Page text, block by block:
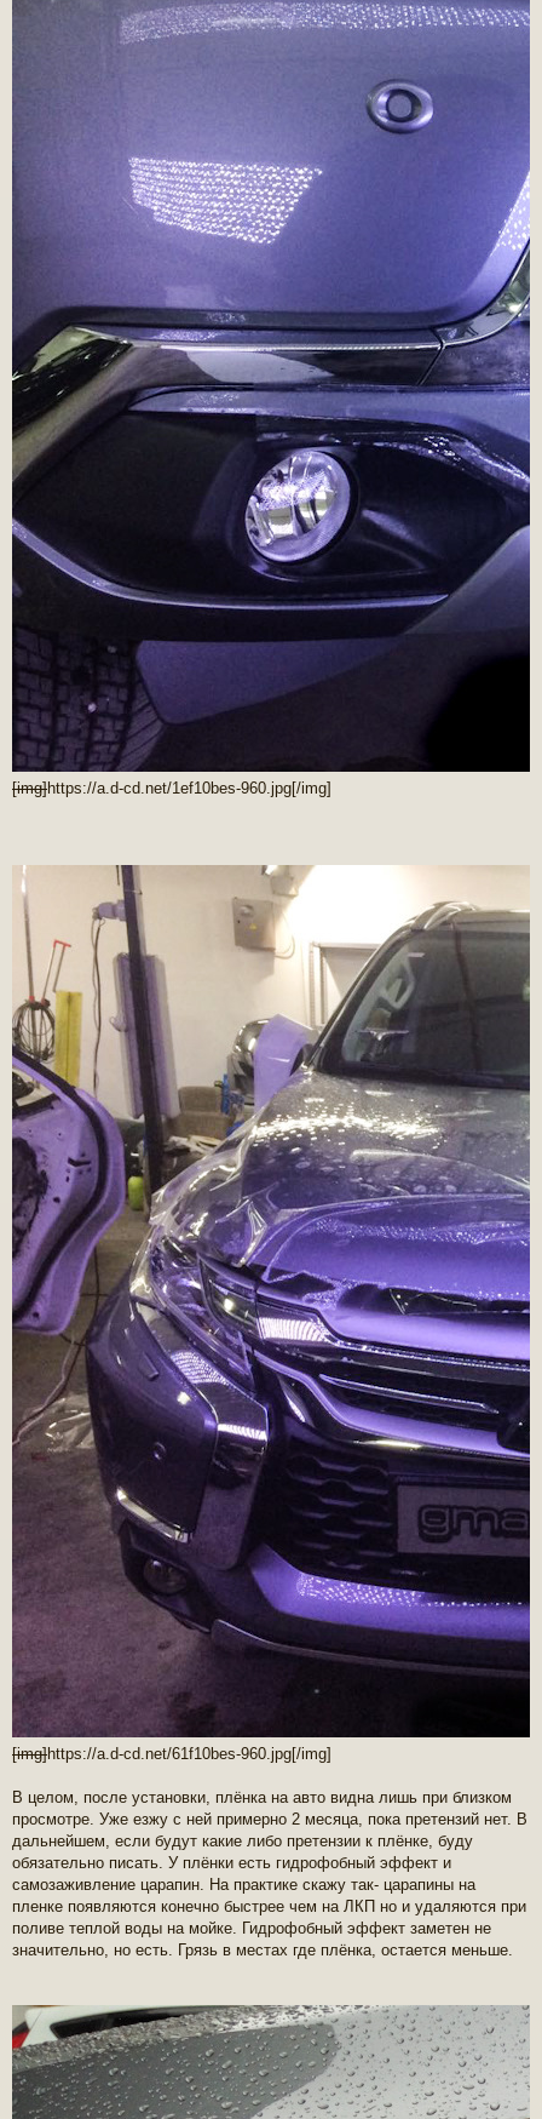
[img]https://a.d-cd.net/1ef10bes-960.jpg[/img]
[img]https://a.d-cd.net/61f10bes-960.jpg[/img]
В целом, после установки, плёнка на авто видна лишь при близком
просмотре. Уже езжу с ней примерно 2 месяца, пока претензий нет. В
дальнейшем, если будут какие либо претензии к плёнке, буду
обязательно писать. У плёнки есть гидрофобный эффект и
самозаживление царапин. На практике скажу так- царапины на
пленке появляются конечно быстрее чем на ЛКП но и удаляются при
поливе теплой воды на мойке. Гидрофобный эффект заметен не
значительно, но есть. Грязь в местах где плёнка, остается меньше.